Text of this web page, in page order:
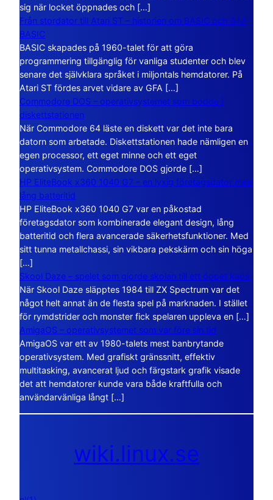
sig när locket öppnades och […]
Från stordator till Atari ST – historien om BASIC och GFA
BASIC
BASIC skapades på 1960-talet för att göra
programmering tillgänglig för vanliga studenter och blev
senare det självklara språket i miljontals hemdatorer. På
Atari ST fördes arvet vidare av GFA […]
Commodore DOS – operativsystemet som bodde i
diskettstationen
När Commodore 64 läste en diskett var det inte bara
datorn som arbetade. Diskettstationen hade nämligen en
egen processor, ett eget minne och ett eget
operativsystem. Commodore DOS gjorde […]
HP EliteBook x360 1040 G7 – en lyxig företagsdator med
lång batteritid
HP EliteBook x360 1040 G7 var en påkostad
företagsdator som kombinerade elegant design, lång
batteritid och flera avancerade säkerhetsfunktioner. Med
sitt tunna metallchassi, sin vikbara pekskärm och sin höga
[…]
Skool Daze – spelet som gjorde skolan till ett öppet kaos
När Skool Daze släpptes 1984 till ZX Spectrum var det
något helt annat än de flesta spel på marknaden. I stället
för rymdstrider och monster fick spelaren uppleva en […]
AmigaOS – operativsystemet som var före sin tid
AmigaOS var ett av 1980-talets mest banbrytande
operativsystem. Med grafiskt gränssnitt, effektiv
multitasking, avancerat ljud och färgstark grafik visade
det att hemdatorer kunde vara både kraftfulla och
användarvänliga långt […]
wiki.linux.se